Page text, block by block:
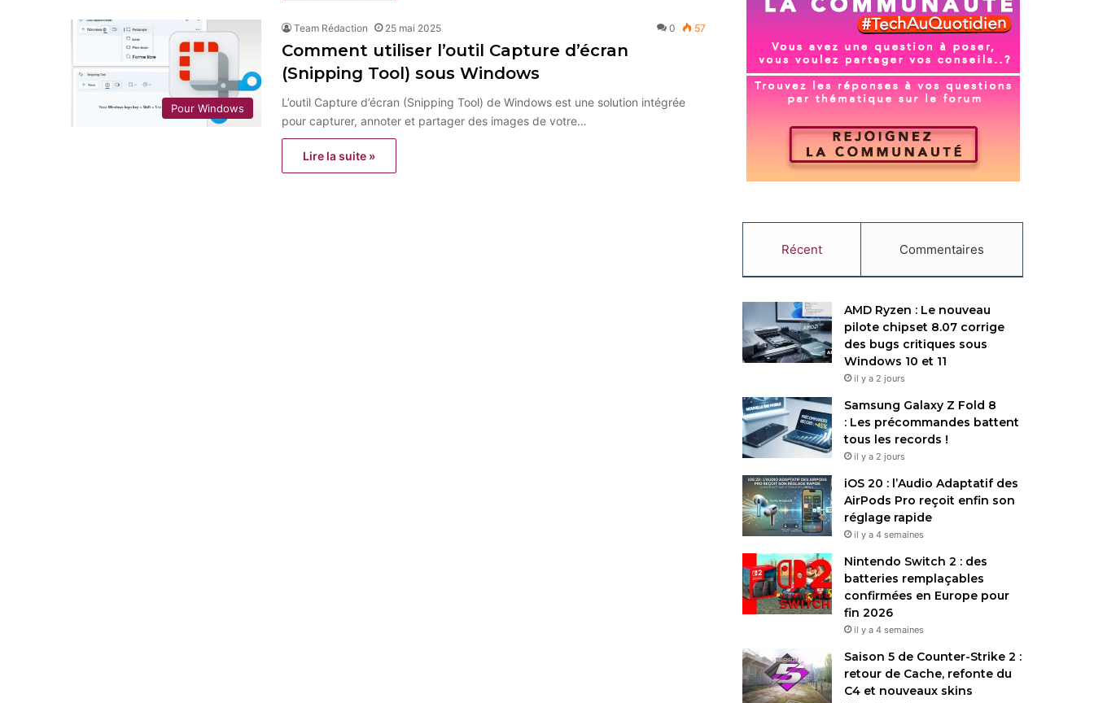
Pour Windows
Team Rédaction 25 mai 2025 0 57
Comment utiliser l’outil Capture d’écran
(Snipping Tool) sous Windows
L’outil Capture d’écran (Snipping Tool) de Windows est une solution intégrée
pour capturer, annoter et partager des images de votre…
Lire la suite »
Récent Commentaires
AMD Ryzen : Le nouveau
pilote chipset 8.07 corrige
des bugs critiques sous
Windows 10 et 11
il y a 2 jours
Samsung Galaxy Z Fold 8
: Les précommandes battent
tous les records !
il y a 2 jours
iOS 20 : l’Audio Adaptatif des
AirPods Pro reçoit enfin son
réglage rapide
il y a 4 semaines
Nintendo Switch 2 : des
batteries remplaçables
confirmées en Europe pour
fin 2026
il y a 4 semaines
Saison 5 de Counter-Strike 2 :
retour de Cache, refonte du
C4 et nouveaux skins